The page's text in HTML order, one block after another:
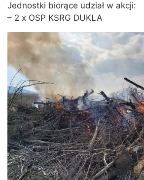
Jednostki biorące udział w akcji:
– 2 x OSP KSRG DUKLA